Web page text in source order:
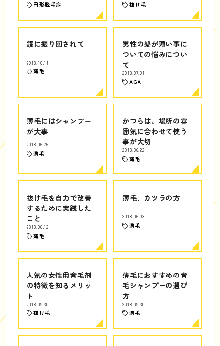
円形脱毛症 抜け毛
鏡に振り回されて
2018.10.11
薄毛
男性の髪が薄い事に
ついての悩みについ
て
2018.07.01
AGA
薄毛にはシャンプー
が大事
2018.06.26
薄毛
かつらは、場所の雰
囲気に合わせて使う
事が大切
2018.06.22
薄毛
抜け毛を自力で改善
するために実践した
こと
2018.06.12
薄毛
薄毛、カツラの方
2018.06.03
薄毛
人気の女性用育毛剤
の特徴を知るメリッ
ト
2018.05.30
抜け毛
薄毛におすすめの育
毛シャンプーの選び
方
2018.05.30
薄毛